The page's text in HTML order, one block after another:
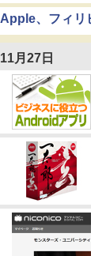
Apple、フィリ
11月27日